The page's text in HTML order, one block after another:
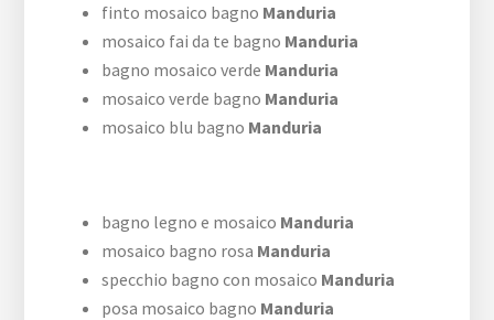
finto mosaico bagno Manduria
mosaico fai da te bagno Manduria
bagno mosaico verde Manduria
mosaico verde bagno Manduria
mosaico blu bagno Manduria
bagno legno e mosaico Manduria
mosaico bagno rosa Manduria
specchio bagno con mosaico Manduria
posa mosaico bagno Manduria